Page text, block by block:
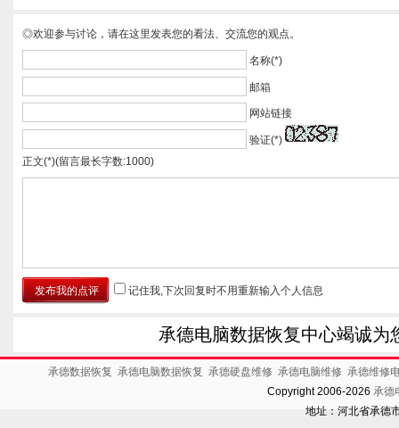
◎欢迎参与讨论，请在这里发表您的看法、交流您的观点。
名称(*)
邮箱
网站链接
验证(*)
正文(*)(留言最长字数:1000)
记住我,下次回复时不用重新输入个人信息
承德电脑数据恢复中心竭诚为
承德数据恢复 承德电脑数据恢复 承德硬盘维修 承德电脑维修 承德维修
Copyright 2006-2026 承德
地址：河北省承德